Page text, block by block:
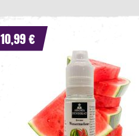
10,99 €